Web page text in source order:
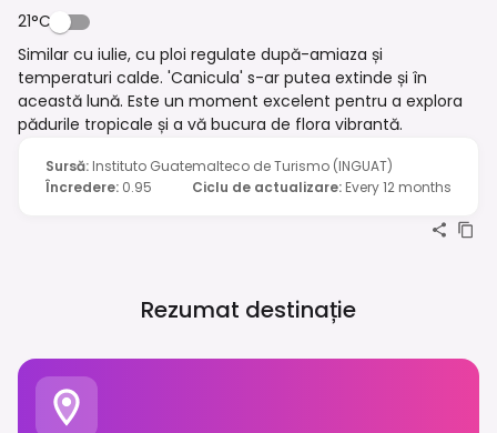
21°C
Similar cu iulie, cu ploi regulate după-amiaza și
temperaturi calde. 'Canicula' s-ar putea extinde și în
această lună. Este un moment excelent pentru a explora
pădurile tropicale și a vă bucura de flora vibrantă.
Sursă: Instituto Guatemalteco de Turismo (INGUAT)
Încredere: 0.95 Ciclu de actualizare: Every 12 months
Rezumat destinație